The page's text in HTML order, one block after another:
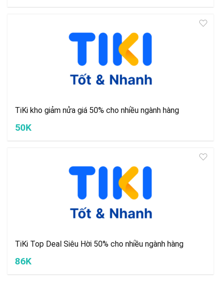
TiKi kho giảm nửa giá 50% cho nhiều ngành hàng
50K
TiKi Top Deal Siêu Hời 50% cho nhiều ngành hàng
86K